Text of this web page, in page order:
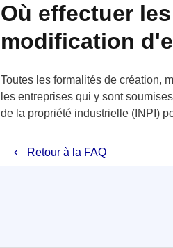
Où effectuer
modification
Toutes les formalités de création,
les entreprises qui y sont
de la propriété industrielle (INPI)
Retour à la FAQ